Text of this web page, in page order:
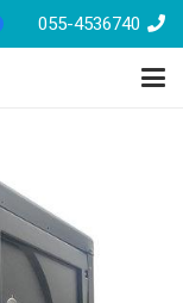
055-4536740